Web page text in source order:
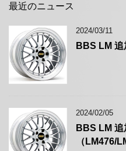
最近のニュース
2024/03/11
BBS LM 追
2024/02/05
BBS LM
（LM476/